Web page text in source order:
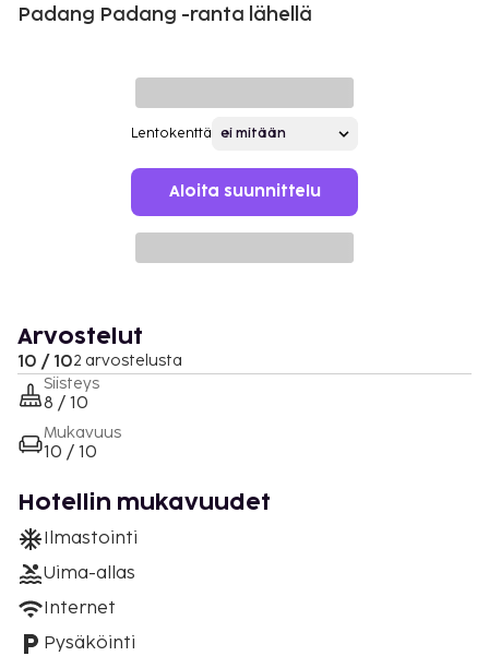
Padang Padang -ranta lähellä
Lentokenttä
Aloita suunnittelu
Arvostelut
10 / 102 arvostelusta
Siisteys
8 / 10
Mukavuus
10 / 10
Hotellin mukavuudet
Ilmastointi
Uima-allas
Internet
Pysäköinti